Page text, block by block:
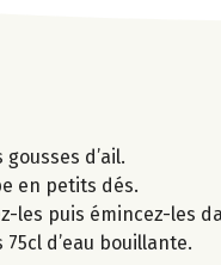
d’ail.
en petits dés.
les puis émincez-les
d’eau bouillante.